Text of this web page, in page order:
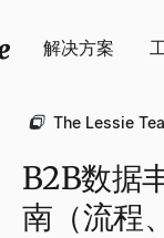
解决方案
The Lessie
B2B数据
南（流程